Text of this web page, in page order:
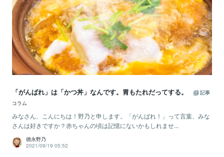
「がんばれ」は「かつ丼」なんです。胃もたれだってする。
記事
コラム
みなさん、こんにちは！野乃と申します。「がんばれ！」って言葉、みな
さんは好きですか？赤ちゃんの頃は記憶にないかもしれませ...
德永野乃
2021/09/19 05:52